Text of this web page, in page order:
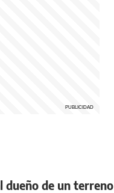
dueño de un terreno